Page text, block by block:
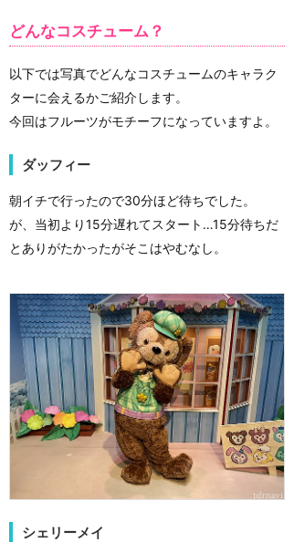
どんなコスチューム？
以下では写真でどんなコスチュームのキャラク
ターに会えるかご紹介します。
今回はフルーツがモチーフになっていますよ。
ダッフィー
朝イチで行ったので30分ほど待ちでした。
が、当初より15分遅れてスタート…15分待ちだ
とありがたかったがそこはやむなし。
シェリーメイ